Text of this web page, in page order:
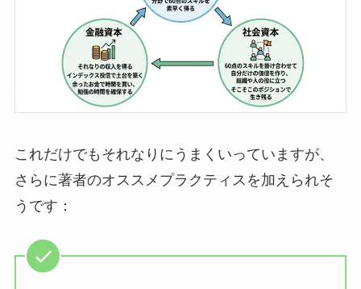
これだけでもそれなりにうまくいっていますが、
さらに著者のオススメプラクティスを加えられそ
うです：